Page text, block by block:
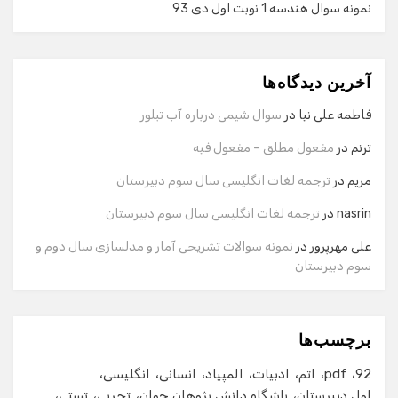
نمونه سوال هندسه 1 نوبت اول دی 93
آخرین دیدگاه‌ها
فاطمه علی نیا در سوال شیمی درباره آب تبلور
ترنم در مفعول مطلق – مفعول فیه
مریم در ترجمه لغات انگلیسی سال سوم دبیرستان
nasrin در ترجمه لغات انگلیسی سال سوم دبیرستان
علی مهرپرور در نمونه سوالات تشریحی آمار و مدلسازی سال دوم و
سوم دبیرستان
برچسب‌ها
92
pdf اتم ادبیات المپیاد انسانی
انگلیسی
گفت‌وگو با دستیار هوشمند
سلام! برای شروع گفت‌وگو لطفاً شماره تماس یا ایمیل خود را
وارد کنید.
ایمیل